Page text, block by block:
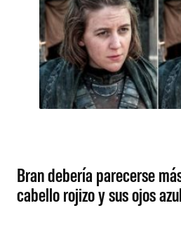
Bran debería parecerse
cabello rojizo y sus ojos